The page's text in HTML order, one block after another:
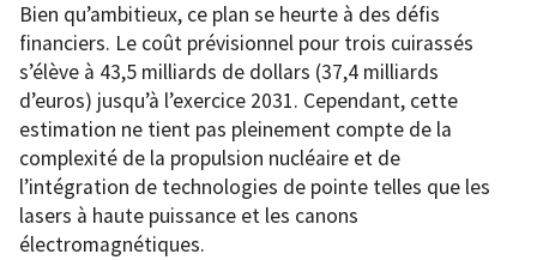
Bien qu’ambitieux, ce plan se heurte à des défis
financiers. Le coût prévisionnel pour trois cuirassés
s’élève à 43,5 milliards de dollars (37,4 milliards
d’euros) jusqu’à l’exercice 2031. Cependant, cette
estimation ne tient pas pleinement compte de la
complexité de la propulsion nucléaire et de
l’intégration de technologies de pointe telles que les
lasers à haute puissance et les canons
électromagnétiques.